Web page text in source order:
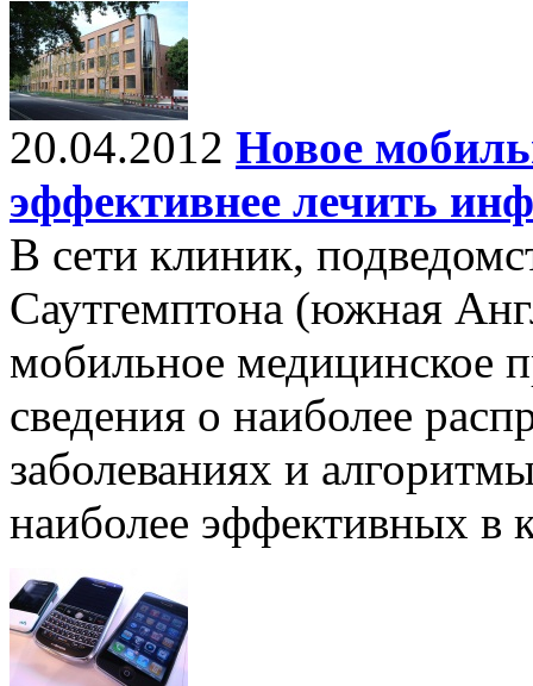
20.04.2012 Новое
эффективнее лечить
В сети клиник,
Саутгемптона (южная
мобильное медицинское
сведения о наиболее
заболеваниях и
наиболее эффективных в